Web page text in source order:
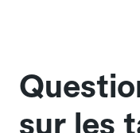
sur les